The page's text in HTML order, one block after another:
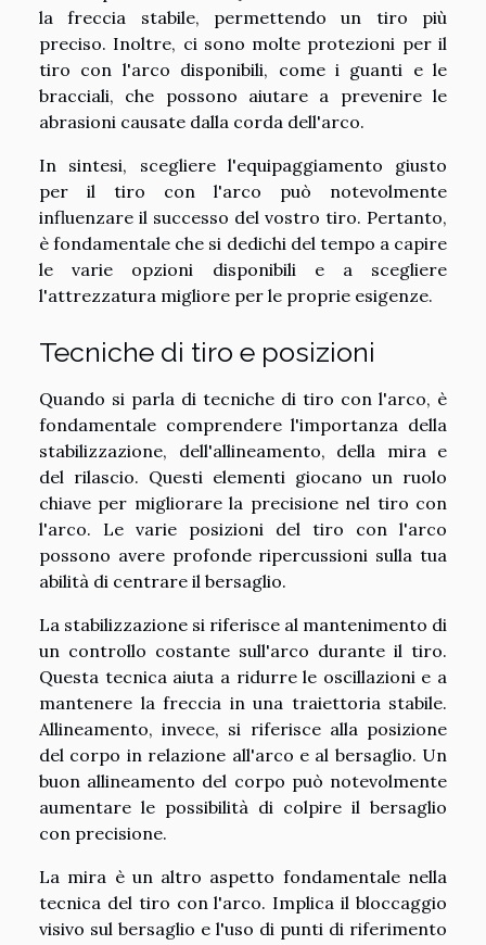
la freccia stabile, permettendo un tiro più
preciso. Inoltre, ci sono molte protezioni per il
tiro con l'arco disponibili, come i guanti e le
bracciali, che possono aiutare a prevenire le
abrasioni causate dalla corda dell'arco.
In sintesi, scegliere l'equipaggiamento giusto
per il tiro con l'arco può notevolmente
influenzare il successo del vostro tiro. Pertanto,
è fondamentale che si dedichi del tempo a capire
le varie opzioni disponibili e a scegliere
l'attrezzatura migliore per le proprie esigenze.
Tecniche di tiro e posizioni
Quando si parla di tecniche di tiro con l'arco, è
fondamentale comprendere l'importanza della
stabilizzazione, dell'allineamento, della mira e
del rilascio. Questi elementi giocano un ruolo
chiave per migliorare la precisione nel tiro con
l'arco. Le varie posizioni del tiro con l'arco
possono avere profonde ripercussioni sulla tua
abilità di centrare il bersaglio.
La stabilizzazione si riferisce al mantenimento di
un controllo costante sull'arco durante il tiro.
Questa tecnica aiuta a ridurre le oscillazioni e a
mantenere la freccia in una traiettoria stabile.
Allineamento, invece, si riferisce alla posizione
del corpo in relazione all'arco e al bersaglio. Un
buon allineamento del corpo può notevolmente
aumentare le possibilità di colpire il bersaglio
con precisione.
La mira è un altro aspetto fondamentale nella
tecnica del tiro con l'arco. Implica il bloccaggio
visivo sul bersaglio e l'uso di punti di riferimento